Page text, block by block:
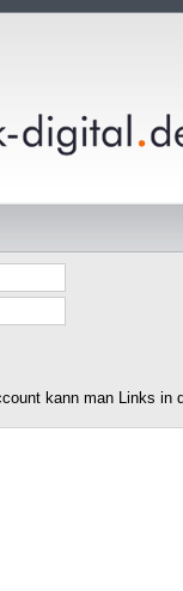
kann man Links in